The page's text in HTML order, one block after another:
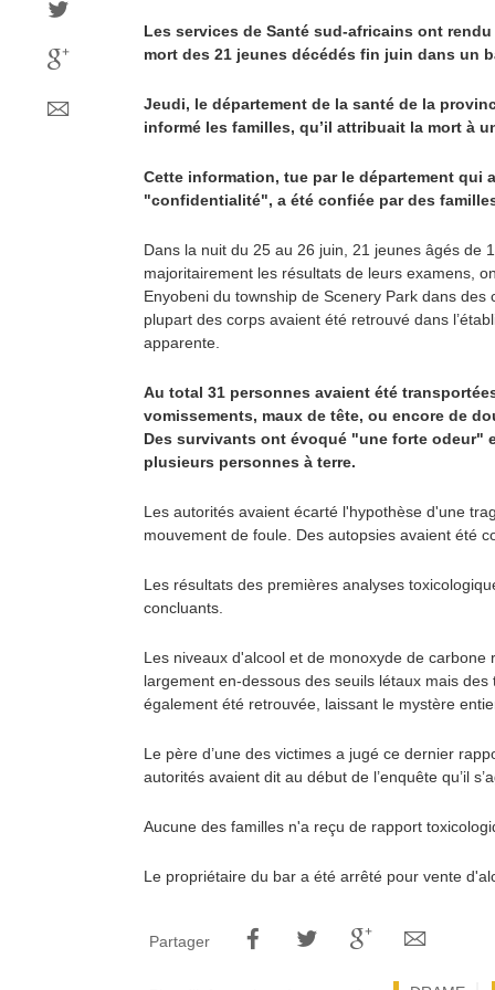
Les services de Santé sud-africains ont
mort des 21 jeunes décédés fin juin dans un
Jeudi, le département de la santé de la
informé les familles, qu’il attribuait la mort à
Cette information, tue par le département qui
"confidentialité", a été confiée par des
Dans la nuit du 25 au 26 juin, 21 jeunes âgés de
majoritairement les résultats de leurs examens,
Enyobeni du township de Scenery Park dans des
plupart des corps avaient été retrouvé dans
apparente.
Au total 31 personnes avaient été
vomissements, maux de tête, ou encore de
Des survivants ont évoqué "une forte odeur"
plusieurs personnes à terre.
Les autorités avaient écarté l'hypothèse d'une
mouvement de foule. Des autopsies avaient été
Les résultats des premières analyses
concluants.
Les niveaux d'alcool et de monoxyde de carbone
largement en-dessous des seuils létaux mais
également été retrouvée, laissant le mystère
Le père d’une des victimes a jugé ce dernier
autorités avaient dit au début de l’enquête qu’il
Aucune des familles n'a reçu de rapport
Le propriétaire du bar a été arrêté pour vente
Partager